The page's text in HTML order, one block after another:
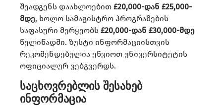
შეადგენს დაახლოებით £20,000-დან £25,000-
მდე, ხოლო სამაგისტრო პროგრამების
საფასური მერყეობს £20,000-დან £30,000-მდე
წელიწადში. ზუსტი ინფორმაციისთვის
რეკომენდებულია ეწვიოთ უნივერსიტეტის
ოფიციალურ ვებგვერდს.​
საცხოვრებლის შესახებ
ინფორმაცია